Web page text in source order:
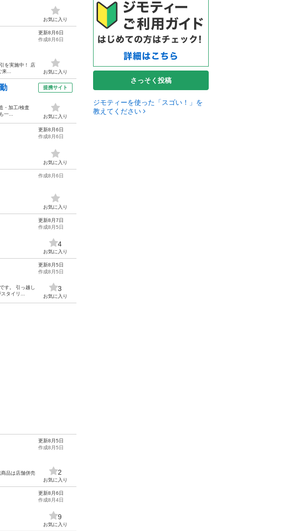
お気に入り
を実施中！ 店
...
更新8月6日
作成8月6日
お気に入り
・加工/検査
一...
提携サイト
お気に入り
更新8月6日
作成8月6日
お気に入り
作成8月6日
お気に入り
更新8月7日
作成8月5日
4
お気に入り
す。 引っ越し
タイリ...
更新8月5日
作成8月5日
3
お気に入り
品は店舗併売
更新8月5日
作成8月5日
2
お気に入り
更新8月6日
作成8月4日
9
お気に入り
さっそく投稿
ジモティーを使った「スゴい！」を
教えてください